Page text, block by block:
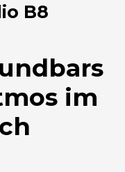
B8
im